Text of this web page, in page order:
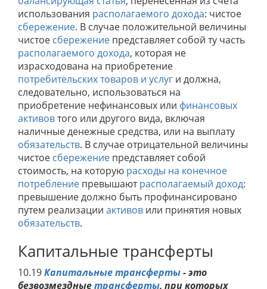
использования располагаемого дохода: чистое
сбережение. В случае положительной величины
чистое сбережение представляет собой ту часть
располагаемого дохода, которая не
израсходована на приобретение
потребительских товаров и услуг и должна,
следовательно, использоваться на
приобретение нефинансовых или финансовых
активовтого или другого вида, включая
наличные денежные средства, или на выплату
обязательств. В случае отрицательной величины
чистое сбережение представляет собой
стоимость, на которую расходы на конечное
потребление превышаютрасполагаемый доход:
превышение должно быть профинансировано
путем реализации активов или принятия новых
обязательств.
Капитальные трансферты
10.19Капитальные трансферты- это
безвозмездныетрансферты, при которых